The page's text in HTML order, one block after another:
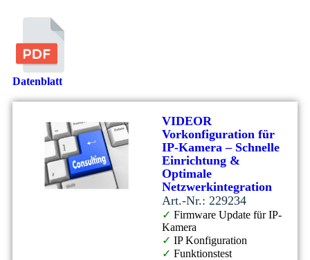
Datenblatt
VIDEOR
Vorkonfiguration für
IP-Kamera – Schnelle
Einrichtung &
Optimale
Netzwerkintegration
Art.-Nr.: 229234
✓ Firmware Update für IP-
Kamera
✓ IP Konfiguration
✓ Funktionstest